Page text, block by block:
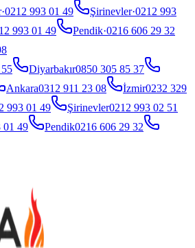
·0212 993 01 49 Şirinevler·0212 993
993 01 49 Pendik·0216 606 29 32
Diyarbakır0850 305 85 37
Ankara0312 911 23 08 İzmir0232 329
993 01 49 Şirinevler0212 993 02 51
01 49 Pendik0216 606 29 32